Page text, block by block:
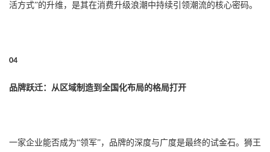
活方式”的升维，是其在消费升级浪潮中持续引领潮流的核心密码。
04
品牌跃迁：从区域制造到全国化布局的格局打开
一家企业能否成为“领军”，品牌的深度与广度是最终的试金石。狮王